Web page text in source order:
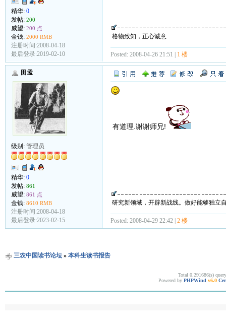
精华: 0
发帖: 200
威望: 200 点
金钱: 2000 RMB
注册时间:2008-04-18
最后登录:2019-02-10
格物致知，正心诚意
Posted: 2008-04-26 21:51 | 1 楼
田孟
级别: 管理员
精华: 0
发帖: 861
威望: 861 点
金钱: 8610 RMB
注册时间:2008-04-18
最后登录:2023-02-15
有道理.谢谢师兄!
研究新领域，开辟新战线。做好能够独立
Posted: 2008-04-29 22:42 | 2 楼
三农中国读书论坛» 本科生读书报告
Total 0.291686(s)
Powered by PHPWind v6.0